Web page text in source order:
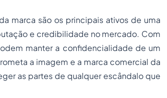
marca são os principais ativos de uma
e credibilidade no mercado. Com
manter a confidencialidade de um
a imagem e a marca comercial da
as partes de qualquer escândalo que